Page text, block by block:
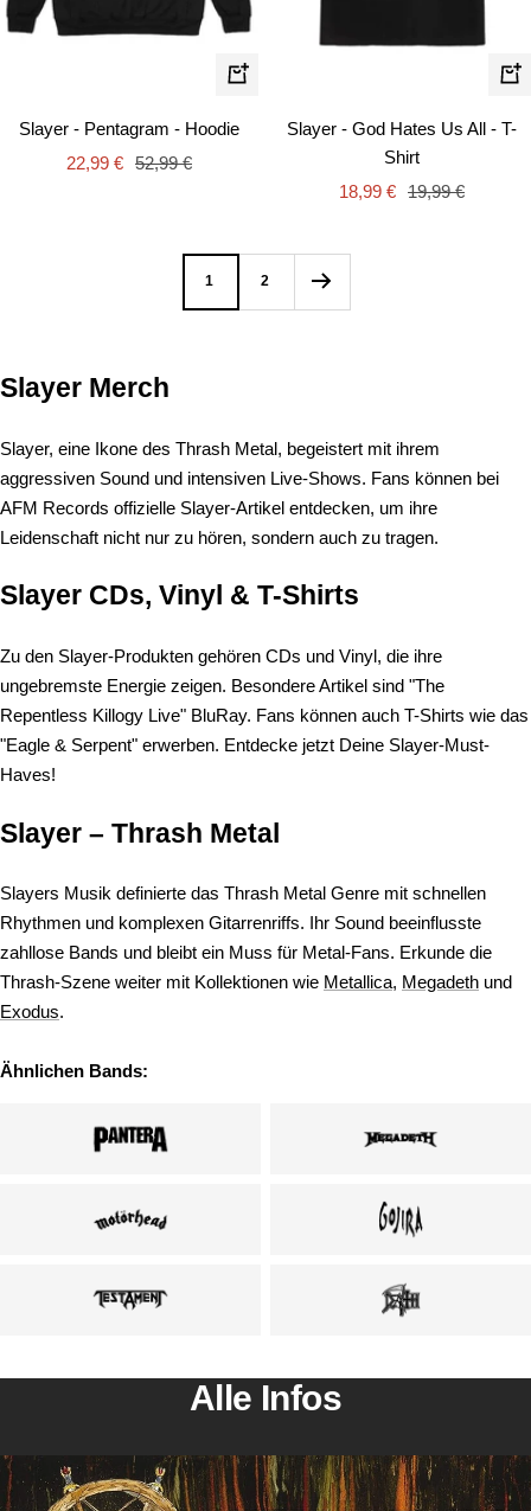
Schnellansicht
Slayer - Pentagram - Hoodie
Angebotspreis
22,99 € Regulärer
52,99 €
Slayer - God Hates Us All - T-
Shirt
Angebotspreis
18,99 € Regulärer
19,99 €
1 2
Slayer Merch
Slayer, eine Ikone des Thrash Metal, begeistert mit ihrem
aggressiven Sound und intensiven Live-Shows. Fans können bei
AFM Records offizielle Slayer-Artikel entdecken, um ihre
Leidenschaft nicht nur zu hören, sondern auch zu tragen.
Slayer CDs, Vinyl & T-Shirts
Zu den Slayer-Produkten gehören CDs und Vinyl, die ihre
ungebremste Energie zeigen. Besondere Artikel sind "The
Repentless Killogy Live" BluRay. Fans können auch T-Shirts wie das
"Eagle & Serpent" erwerben. Entdecke jetzt Deine Slayer-Must-
Haves!
Slayer – Thrash Metal
Slayers Musik definierte das Thrash Metal Genre mit schnellen
Rhythmen und komplexen Gitarrenriffs. Ihr Sound beeinflusste
zahllose Bands und bleibt ein Muss für Metal-Fans. Erkunde die
Thrash-Szene weiter mit Kollektionen wie Metallica, Megadeth und
Exodus.
Ähnlichen Bands:
Alle Infos